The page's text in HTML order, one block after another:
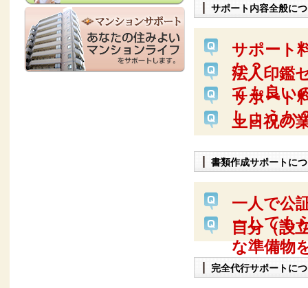
サポート内容全般に
サポート
か？
法人印鑑
ても良い
サポート
しょうか
土日祝の
書類作成サポートに
一人で公
ーしても
自分（設
な準備物
完全代行サポートに